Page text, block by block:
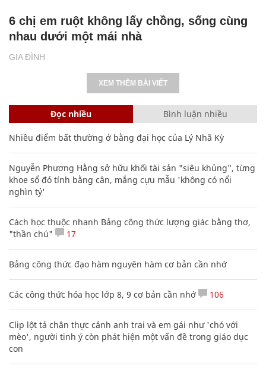
GIA ĐÌNH
6 chị em ruột không lấy chồng, sống cùng
nhau dưới một mái nhà
XEM THÊM BÀI VIẾT
Đọc nhiều Bình luận nhiều
Nhiều điểm bất thường ở bằng đại học của Lý Nhã Kỳ
Nguyễn Phương Hằng sở hữu khối tài sản "siêu khủng", từng
khoe sổ đỏ tính bằng cân, mắng cựu mẫu 'không có nổi
nghìn tỷ'
Cách học thuộc nhanh Bảng công thức lượng giác bằng thơ,
"thần chú"
17
Bảng công thức đạo hàm nguyên hàm cơ bản cần nhớ
Các công thức hóa học lớp 8, 9 cơ bản cần nhớ 106
Clip lột tả chân thực cảnh anh trai và em gái như 'chó với
mèo', người tinh ý còn phát hiện một vấn đề trong giáo dục
con